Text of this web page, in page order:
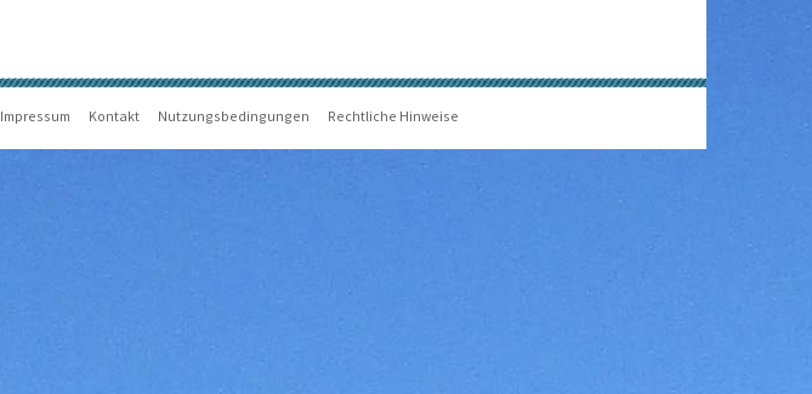
Impressum Kontakt Nutzungsbedingungen Rechtliche Hinweise